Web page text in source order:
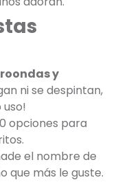
y
ni se despintan,
opciones para
el nombre de
que más le guste.